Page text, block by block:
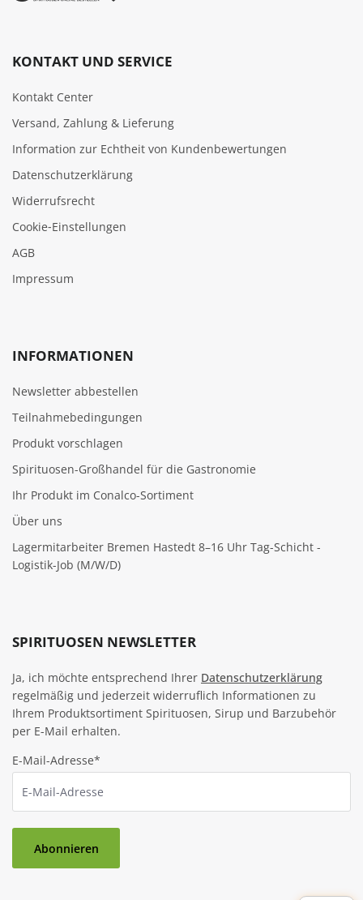
KONTAKT UND SERVICE
Kontakt Center
Versand, Zahlung & Lieferung
Information zur Echtheit von Kundenbewertungen
Datenschutzerklärung
Widerrufsrecht
Cookie‑Einstellungen
AGB
Impressum
INFORMATIONEN
Newsletter abbestellen
Teilnahmebedingungen
Produkt vorschlagen
Spirituosen-Großhandel für die Gastronomie
Ihr Produkt im Conalco-Sortiment
Über uns
Lagermitarbeiter Bremen Hastedt 8–16 Uhr Tag-Schicht -
Logistik-Job (M/W/D)
SPIRITUOSEN NEWSLETTER
Ja, ich möchte entsprechend Ihrer Datenschutzerklärung
regelmäßig und jederzeit widerruflich Informationen zu
Ihrem Produktsortiment Spirituosen, Sirup und Barzubehör
per E-Mail erhalten.
E-Mail-Adresse*
Abonnieren